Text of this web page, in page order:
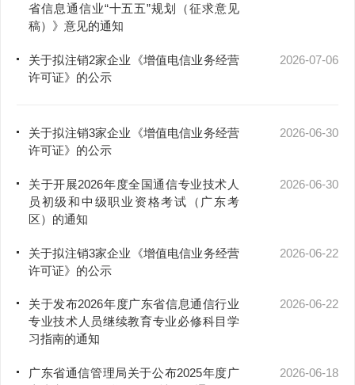
省信息通信业“十五五”规划（征求意见
稿）》意见的通知
关于拟注销2家企业《增值电信业务经营
许可证》的公示
2026-07-06
关于拟注销3家企业《增值电信业务经营
许可证》的公示
2026-06-30
关于开展2026年度全国通信专业技术人
员初级和中级职业资格考试（广东考
区）的通知
2026-06-30
关于拟注销3家企业《增值电信业务经营
许可证》的公示
2026-06-22
关于发布2026年度广东省信息通信行业
专业技术人员继续教育专业必修科目学
习指南的通知
2026-06-22
广东省通信管理局关于公布2025年度广
2026-06-18